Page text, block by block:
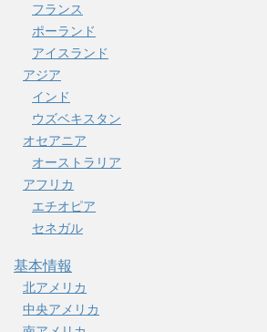
フランス
ポーランド
アイスランド
アジア
インド
ウズベキスタン
オセアニア
オーストラリア
アフリカ
エチオピア
セネガル
基本情報
北アメリカ
中央アメリカ